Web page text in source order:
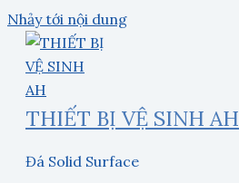
Nhảy tới nội dung
THIẾT BỊ VỆ SINH AH
Đá Solid Surface